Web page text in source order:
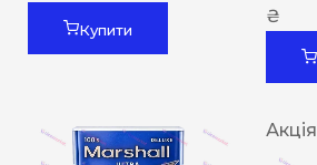
Купити
₴
Акція